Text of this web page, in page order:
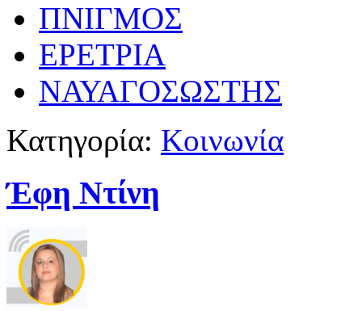
ΠΝΙΓΜΟΣ
ΕΡΕΤΡΙΑ
ΝΑΥΑΓΟΣΩΣΤΗΣ
Κατηγορία: Κοινωνία
Έφη Ντίνη